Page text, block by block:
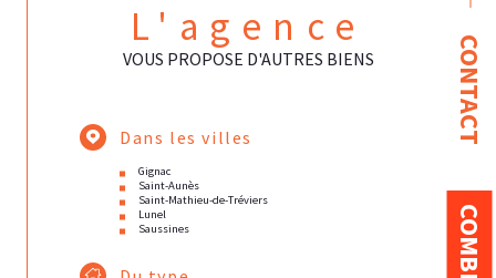
CONTACT
L'agence
VOUS PROPOSE D'AUTRES BIENS
Dans les villes
Gignac
Saint-Aunès
Saint-Mathieu-de-Tréviers
Lunel
Saussines